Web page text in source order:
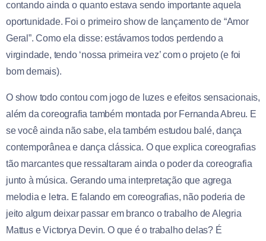
contando ainda o quanto estava sendo importante aquela
oportunidade. Foi o primeiro show de lançamento de “Amor
Geral”. Como ela disse: estávamos todos perdendo a
virgindade, tendo ‘nossa primeira vez’ com o projeto (e foi
bom demais).
O show todo contou com jogo de luzes e efeitos sensacionais,
além da coreografia também montada por Fernanda Abreu. E
se você ainda não sabe, ela também estudou balé, dança
contemporânea e dança clássica. O que explica coreografias
tão marcantes que ressaltaram ainda o poder da coreografia
junto à música. Gerando uma interpretação que agrega
melodia e letra. E falando em coreografias, não poderia de
jeito algum deixar passar em branco o trabalho de Alegria
Mattus e Victorya Devin. O que é o trabalho delas? É